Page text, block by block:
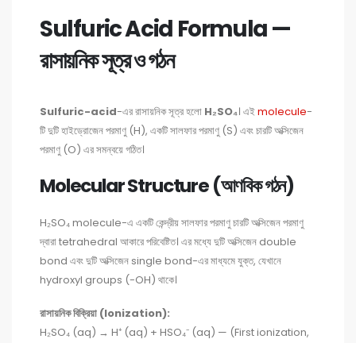
Sulfuric Acid Formula —
রাসায়নিক সূত্র ও গঠন
Sulfuric-acid-এর রাসায়নিক সূত্র হলো H₂SO₄। এইmolecule-
টি দুটি হাইড্রোজেন পরমাণু (H), একটি সালফার পরমাণু (S) এবং চারটি অক্সিজেন
পরমাণু (O) এর সমন্বয়ে গঠিত।
Molecular Structure (আণবিক গঠন)
H₂SO₄ molecule-এ একটি কেন্দ্রীয় সালফার পরমাণু চারটি অক্সিজেন পরমাণু
দ্বারা tetrahedral আকারে পরিবেষ্টিত। এর মধ্যে দুটি অক্সিজেন double
bond এবং দুটি অক্সিজেন single bond-এর মাধ্যমে যুক্ত, যেখানে
hydroxyl groups (-OH) থাকে।
রাসায়নিক বিক্রিয়া (Ionization):
H₂SO₄ (aq) → H⁺ (aq) + HSO₄⁻ (aq) — (First ionization,